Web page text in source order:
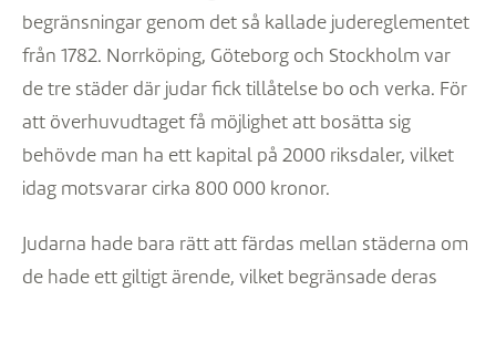
begränsningar genom det så kallade judereglementet
från 1782. Norrköping, Göteborg och Stockholm var
de tre städer där judar fick tillåtelse bo och verka. För
att överhuvudtaget få möjlighet att bosätta sig
behövde man ha ett kapital på 2000 riksdaler, vilket
idag motsvarar cirka 800 000 kronor.
Judarna hade bara rätt att färdas mellan städerna om
de hade ett giltigt ärende, vilket begränsade deras